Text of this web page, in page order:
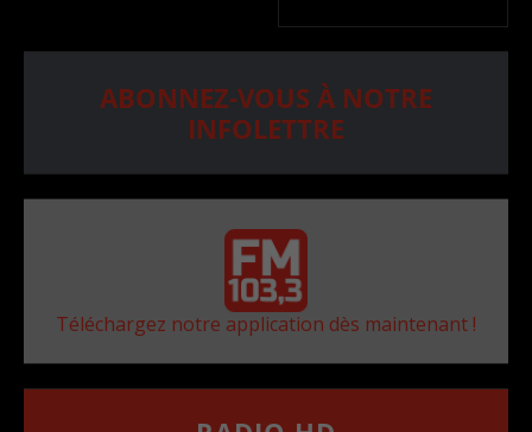
ABONNEZ-VOUS À NOTRE
INFOLETTRE
Téléchargez notre application dès maintenant !